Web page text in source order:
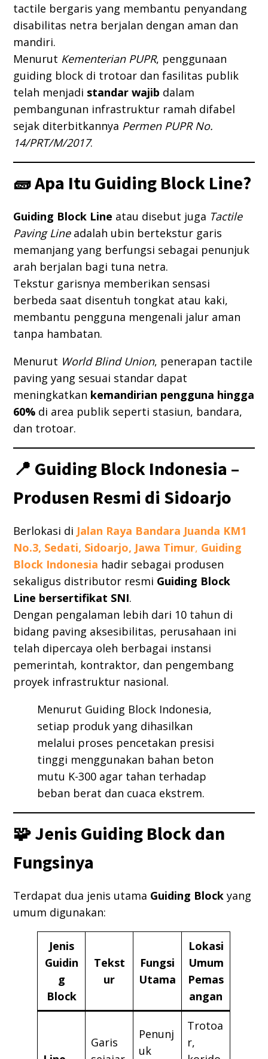
tactile bergaris yang membantu penyandang
disabilitas netra berjalan dengan aman dan
mandiri.
Menurut Kementerian PUPR, penggunaan
guiding block di trotoar dan fasilitas publik
telah menjadi standar wajib dalam
pembangunan infrastruktur ramah difabel
sejak diterbitkannya Permen PUPR No.
14/PRT/M/2017.
🧱 Apa Itu Guiding Block Line?
Guiding Block Line atau disebut juga Tactile
Paving Lineadalah ubin bertekstur garis
memanjang yang berfungsi sebagai penunjuk
arah berjalan bagi tuna netra.
Tekstur garisnya memberikan sensasi
berbeda saat disentuh tongkat atau kaki,
membantu pengguna mengenali jalur aman
tanpa hambatan.
Menurut World Blind Union, penerapan tactile
paving yang sesuai standar dapat
meningkatkan kemandirian pengguna hingga
60% di area publik seperti stasiun, bandara,
dan trotoar.
📍 Guiding Block Indonesia –
Produsen Resmi di Sidoarjo
Berlokasi di Jalan Raya Bandara Juanda KM1
No.3, Sedati, Sidoarjo, Jawa Timur, Guiding
Block Indonesia hadir sebagai produsen
sekaligus distributor resmi Guiding Block
Line bersertifikat SNI.
Dengan pengalaman lebih dari 10 tahun di
bidang paving aksesibilitas, perusahaan ini
telah dipercaya oleh berbagai instansi
pemerintah, kontraktor, dan pengembang
proyek infrastruktur nasional.
Menurut Guiding Block Indonesia,
setiap produk yang dihasilkan
melalui proses pencetakan presisi
tinggi menggunakan bahan beton
mutu K-300 agar tahan terhadap
beban berat dan cuaca ekstrem.
🧩 Jenis Guiding Block dan
Fungsinya
Terdapat dua jenis utama Guiding Block yang
umum digunakan:
Jenis
Guidin
g
Block
Tekst
ur
Fungsi
Utama
Lokasi
Umum
Pemas
angan
Garis
Penunj
uk
Trotoa
r,